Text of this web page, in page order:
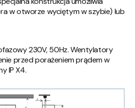
w otworze wyciętym w szybie) lub
230V, 50Hz. Wentylatory
przed porażeniem prądem w
IP X4.